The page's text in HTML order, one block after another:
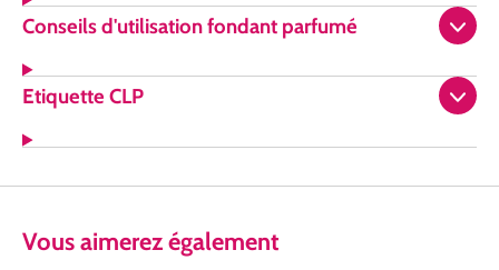
Conseils d'utilisation fondant parfumé
Etiquette CLP
Vousaimerezégalement